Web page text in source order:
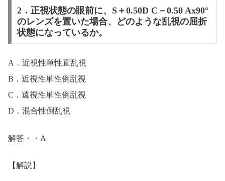
2．正視状態の眼前に、S＋0.50D C－0.50 Ax90°
のレンズを置いた場合、どのような乱視の屈折
状態になっているか。
A．近視性単性直乱視
B．近視性単性倒乱視
C．遠視性単性倒乱視
D．混合性倒乱視
解答・・A
【解説】